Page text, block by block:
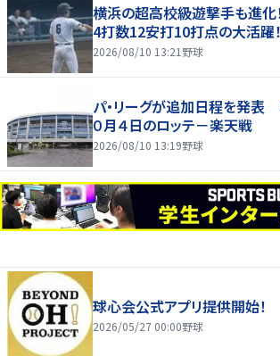
横浜の超高校級遊撃手も進化
4打数12安打10打点の大活躍！
2026/08/10 13:21 野球
パ・リーグが追加日程を発表
０月４日のロッテ－楽天戦
2026/08/10 13:19野球
球心会公式アプリ提供開始！
2026/05/27 00:00野球